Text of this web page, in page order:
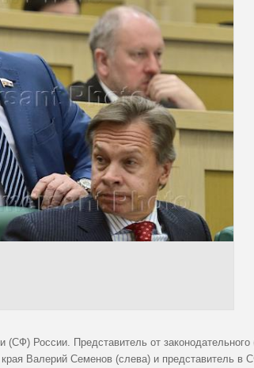
России. Представитель от законодательного
края Валерий Семенов (слева) и представитель в